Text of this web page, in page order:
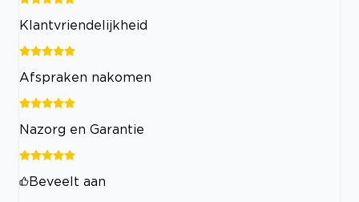
Klantvriendelijkheid
Afspraken nakomen
Nazorg en Garantie
Beveelt aan